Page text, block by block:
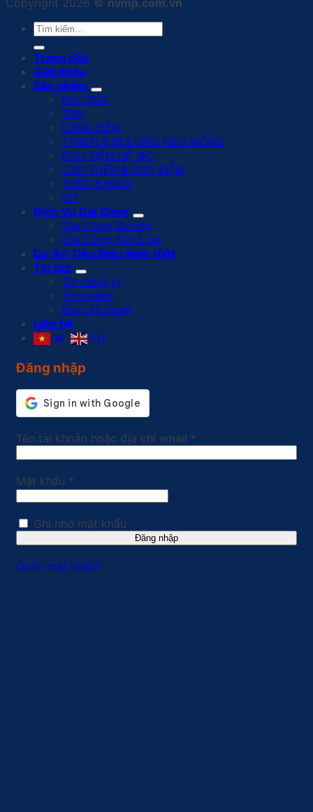
Tìm
kiếm:
Trang chủ
Giới thiệu
Sản phẩm
BULONG
TÁN
LONG ĐỀN
TYREN & BULONG NEO MÓNG
PHỤ KIỆN HỆ I&C
CÁP THÉP & PHỤ KIỆN
THÉP & INOX
VÍT
Dịch Vụ Gia Công
Gia Công Bulong
Gia Công Kim Loại
Dự Án Tiêu Biểu Nam Việt
Tin tức
Tin công ty
Tin ngành
Blog kỹ thuật
Liên hệ
VI EN
Đăng nhập
Tên tài khoản hoặc địa chỉ email *
Mật khẩu *
buộc
Ghi nhớ mật khẩu
Đăng nhập
Quên mật khẩu?